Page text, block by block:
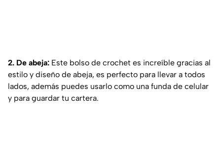
2. De abeja: Este bolso de crochet es increíble gracias al
estilo y diseño de abeja, es perfecto para llevar a todos
lados, además puedes usarlo como una funda de celular
y para guardar tu cartera.